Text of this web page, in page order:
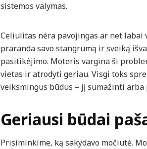
sistemos valymas.
Celiulitas nėra pavojingas ar net
praranda savo stangrumą ir sveiką
pasitikėjimo. Moteris vargina ši
vietas ir atrodyti geriau. Visgi toks
veiksmingus būdus – jį sumažinti
Geriausi būdai
Prisiminkime, ką sakydavo močiutė.